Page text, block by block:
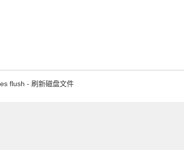
flush - 刷新磁盘文件